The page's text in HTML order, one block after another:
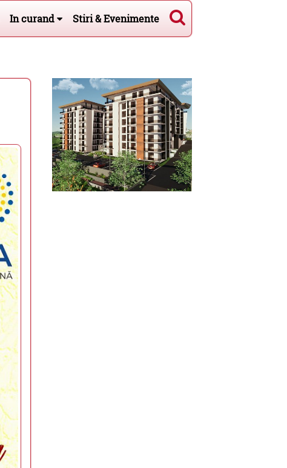
In curand Stiri & Evenimente